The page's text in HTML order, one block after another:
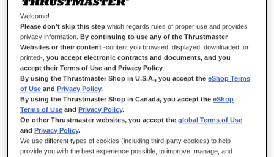
EM STOCK
Fonte de Alimentação T-GT Turbo 220 V
Sistema de fonte de alimentação Turbo 220 V para o T-GT e T-
GT II
CONTEÚDO DA EMBALAGEM
1 x fonte de alimentação T-GT Turbo 220 V
Informações da garantia
Welcome!
Please don’t skip this step which regards rules of proper use and provides
privacy information.By continuing to use any of the Thrustmaster
Websites or their content -content you browsed, displayed, downloaded, or
printed-,you accept electronic contracts and documents, and you
accept their Terms of Use and Privacy Policy
By using the Thrustmaster Shop in U.S.A., you accept theeShop Terms
of Use andPrivacy Policy.
By using the Thrustmaster Shop in Canada, you accept theeShop
Terms of Use andPrivacy Policy.
On other Thrustmaster websites, you accept theglobal Terms of Use
andPrivacy Policy.
We use different types of cookies (including third-party cookies) to help
provide you with the best experience possible, to improve, manage, and